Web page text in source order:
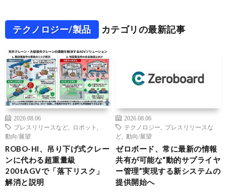
テクノロジー/製品 カテゴリの最新記事
2026.08.06
プレスリリースなど
ロボット
動向/展望
ROBO-HI、吊り下げ式クレー
ンに代わる超重量級
200tAGVで「落下リスク」
解消と説明
2026.08.06
テクノロジー
プレスリリースな
ど
動向/展望
ゼロボード、常に最新の情報
共有が可能な“動的サプライヤ
ー管理”実現する新システムの
提供開始へ